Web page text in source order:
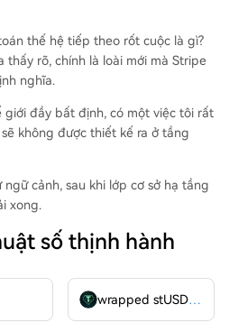
thế hệ tiếp theo rốt cuộc là gì?
thấy rõ, chính là loài mới mà Stripe
nghĩa.
giới đầy bất định, có một việc tôi rất
không được thiết kế ra ở tầng
ngữ cảnh, sau khi lớp cơ sở hạ tầng
xong.
số thịnh hành
wrapped stUSDT